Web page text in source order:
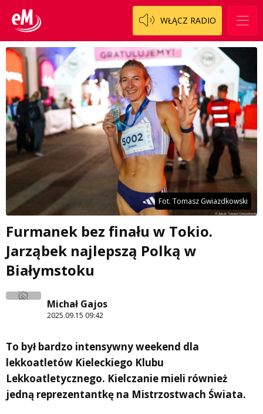
WŁĄCZ RADIO
Fot. Tomasz Gwiazdkowski
Furmanek bez finału w Tokio.
Jarząbek najlepszą Polką w
Białymstoku
Michał Gajos
2025.09.15 09:42
To był bardzo intensywny weekend dla
lekkoatletów Kieleckiego Klubu
Lekkoatletycznego. Kielczanie mieli również
jedną reprezentantkę na Mistrzostwach Świata.